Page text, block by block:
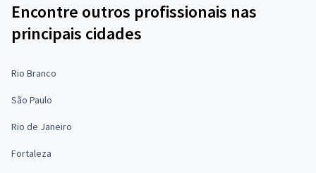
Encontre outros profissionais nas
principais cidades
Rio Branco
São Paulo
Rio de Janeiro
Fortaleza